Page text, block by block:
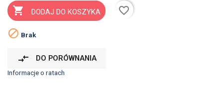
 DODAJ DO KOSZYKA
favorite_border
 Brak
compare_arrows DO PORÓWNANIA
Informacje o ratach